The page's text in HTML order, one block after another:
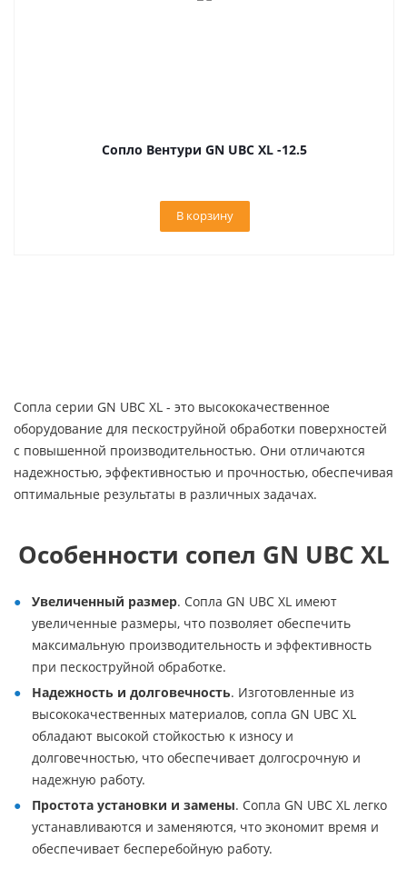
Сопло Вентури GN UBC XL -12.5
В корзину
Сопла серии GN UBC XL - это высококачественное
оборудование для пескоструйной обработки поверхностей
с повышенной производительностью. Они отличаются
надежностью, эффективностью и прочностью, обеспечивая
оптимальные результаты в различных задачах.
Особенности сопел GN UBC XL
Увеличенный размер. Сопла GN UBC XL имеют
увеличенные размеры, что позволяет обеспечить
максимальную производительность и эффективность
при пескоструйной обработке.
Надежность и долговечность. Изготовленные из
высококачественных материалов, сопла GN UBC XL
обладают высокой стойкостью к износу и
долговечностью, что обеспечивает долгосрочную и
надежную работу.
Простота установки и замены. Сопла GN UBC XL легко
устанавливаются и заменяются, что экономит время и
обеспечивает бесперебойную работу.